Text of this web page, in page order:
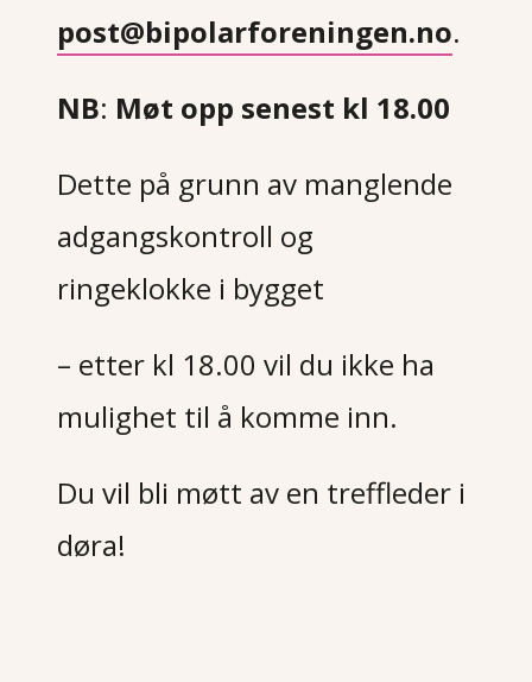
post@bipolarforeningen.no.
NB: Møt opp senest kl 18.00
Dette på grunn av manglende
adgangskontroll og
ringeklokke i bygget
– etter kl 18.00 vil du ikke ha
mulighet til å komme inn.
Du vil bli møtt av en treffleder i
døra!